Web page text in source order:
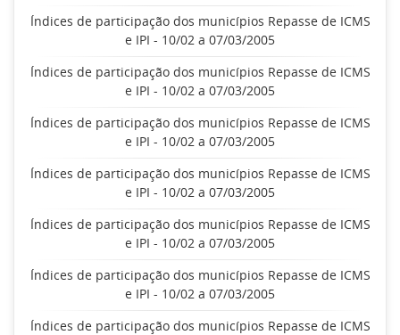
Índices de participação dos municípios Repasse de ICMS
e IPI - 10/02 a 07/03/2005
Índices de participação dos municípios Repasse de ICMS
e IPI - 10/02 a 07/03/2005
Índices de participação dos municípios Repasse de ICMS
e IPI - 10/02 a 07/03/2005
Índices de participação dos municípios Repasse de ICMS
e IPI - 10/02 a 07/03/2005
Índices de participação dos municípios Repasse de ICMS
e IPI - 10/02 a 07/03/2005
Índices de participação dos municípios Repasse de ICMS
e IPI - 10/02 a 07/03/2005
Índices de participação dos municípios Repasse de ICMS